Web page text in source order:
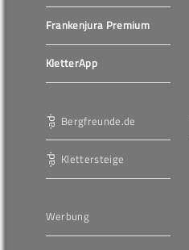
Frankenjura Premium
KletterApp
Bergfreunde.de
Klettersteige
Werbung